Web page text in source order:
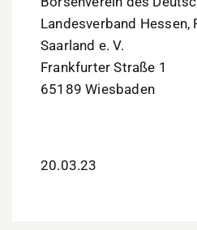
Landesverband Hessen,
Saarland e. V.
Frankfurter Straße 1
65189 Wiesbaden
20.03.23